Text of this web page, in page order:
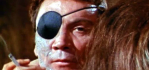
FOLGE 75 – CAMERON MITCHELL –
DER VORREITER VON NICOLAS
CAGE?